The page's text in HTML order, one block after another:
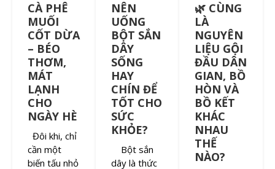
CÀ PHÊ
MUỐI
CỐT DỪA
– BÉO
THƠM,
MÁT
LẠNH
CHO
NGÀY HÈ
Đôi khi, chỉ
cần một
biến tấu nhỏ
NÊN
UỐNG
BỘT SẮN
DÂY
SỐNG
HAY
CHÍN ĐỂ
TỐT CHO
SỨC
KHỎE?
Bột sắn
dây là thức
🌿 CÙNG
LÀ
NGUYÊN
LIỆU GỘI
ĐẦU DÂN
GIAN, BỒ
HÒN VÀ
BỒ KẾT
KHÁC
NHAU
THẾ
NÀO?